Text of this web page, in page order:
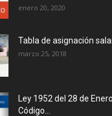
enero 20, 2020
Tabla de asignación
marzo 25, 2018
Ley 1952 del 28 de
Código...